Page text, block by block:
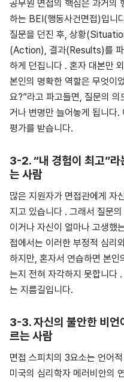
공무원 면접의 핵심은 과거의
하는 BEI(행동사건면접)입니
질문을 던진 후, 상황
(Action), 결과(Results)를
하게 던집니다 . 혼자 대본만
본인의 명확한 역할은 무엇이
요?”라고 파고들면, 질문의
거나 변명만 늘어놓게 됩니다.
평가를 받습니다.
3-2. “내 경험이 최고”라
는 사람
많은 지원자가 면접관에게 자
지고 있습니다 . 그래서 질문
이거나 자신이 얼마나 고생했
접에서는 이러한 부정적 심리
하지만, 혼자서 연습하면 본
는지 전혀 자각하지 못합니다
는 지름길입니다.
3-3. 자신의 불안한 비언
르는 사람
면접 스피치의 3요소는 언어
미국의 심리학자 메러비안의